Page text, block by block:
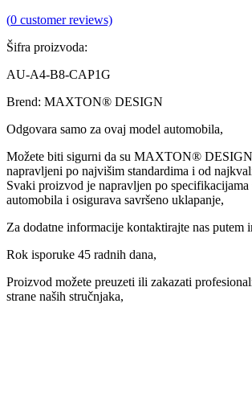
(0 customer reviews)
Šifra proizvoda:
AU-A4-B8-CAP1G
Brend: MAXTON® DESIGN
Odgovara samo za ovaj model automobila,
Možete biti sigurni da su MAXTON®
napravljeni po najvišim standardima i od
Svaki proizvod je napravljen po specifikacijama
automobila i osigurava savršeno uklapanje,
Za dodatne informacije kontaktirajte nas putem
Rok isporuke 45 radnih dana,
Proizvod možete preuzeti ili zakazati
strane naših stručnjaka,